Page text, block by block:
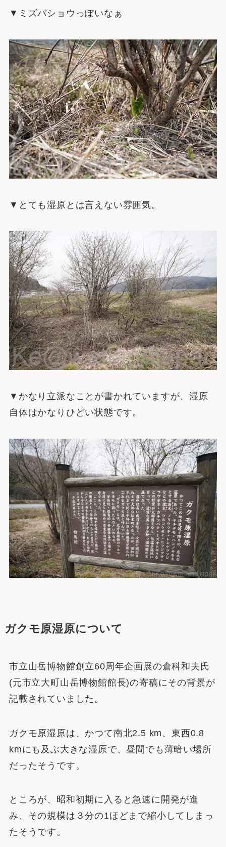
▼ミズバショウっぽいなぁ
▼とても湿原とは言えない雰囲気。
▼かなり立派なことが書かれていますが、湿原
自体はかなりひどい状態です。
ガクモ原湿原について
市立山岳博物館創立60周年企画展の倉科和夫氏
(元市立大町山岳博物館館長)の寄稿にその背景が
記載されていました。
ガクモ原湿原は、かつて南北2.5 km、東西0.8
kmにも及ぶ大きな湿原で、昼間でも薄暗い場所
だったそうです。
ところが、昭和初期に入ると急速に開発が進
み、その規模は３分の1ほどまで縮小してしまっ
たそうです。